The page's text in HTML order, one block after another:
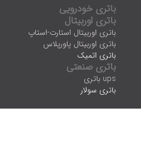
باتری خودرویی
باتری اوربیتال
باتری اوربیتال استارت-استاپ
باتری اوربیتال پاورپلاس
باتری اتمیک
باتری صنعتی
ups باتری
باتری سولار